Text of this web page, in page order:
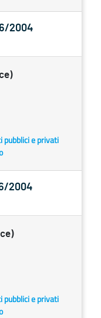
2004
pubblici e privati
2004
pubblici e privati